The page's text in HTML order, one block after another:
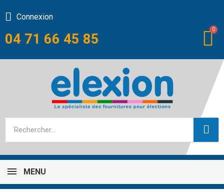
04 71 66 45 85
Connexion
MENU